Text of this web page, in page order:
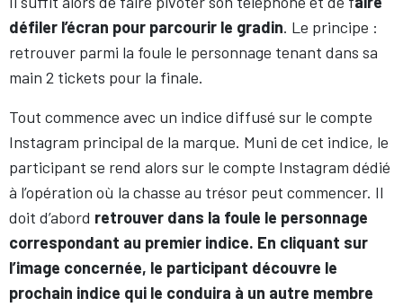
défiler l’écran pour parcourir le gradin. Le principe :
retrouver parmi la foule le personnage tenant dans sa
main 2 tickets pour la finale.
Tout commence avec un indice diffusé sur le compte
Instagram principal de la marque. Muni de cet indice, le
participant se rend alors sur le compte Instagram dédié
à l’opération où la chasse au trésor peut commencer. Il
doit d’abord retrouver dans la foule le personnage
correspondant au premier indice. En cliquant sur
l’image concernée, le participant découvre le
prochain indice qui le conduira à un autre membre